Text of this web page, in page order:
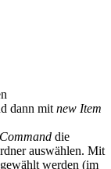
dann mit new Item
Command die
auswählen. Mit
werden (im